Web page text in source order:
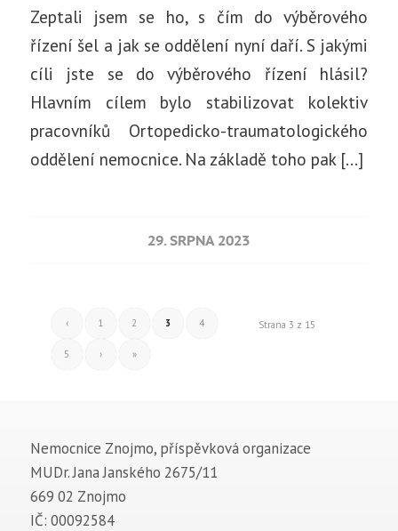
Zeptali jsem se ho, s čím do výběrového
řízení šel a jak se oddělení nyní daří. S jakými
cíli jste se do výběrového řízení hlásil?
Hlavním cílem bylo stabilizovat kolektiv
pracovníků Ortopedicko-traumatologického
oddělení nemocnice. Na základě toho pak […]
29. SRPNA 2023
Strana 3 z 15
‹ 1 2 3 4
5 › »
Nemocnice Znojmo, příspěvková organizace
MUDr. Jana Janského 2675/11
669 02 Znojmo
IČ: 00092584